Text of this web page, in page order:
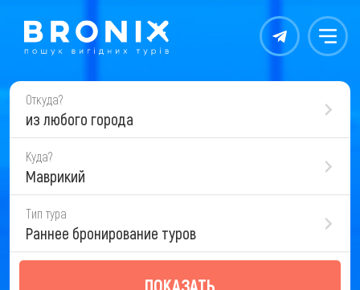
Контакты Меню
Откуда?
из любого города
Куда?
Маврикий
Тип тура
Раннее бронирование туров
ПОКАЗАТЬ